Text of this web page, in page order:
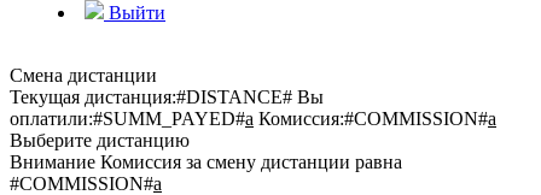
Выйти
Смена дистанции
Текущая дистанция:#DISTANCE# Вы
оплатили:#SUMM_PAYED#a Комиссия:#COMMISSION#a
Выберите дистанцию
Внимание Комиссия за смену дистанции равна
#COMMISSION#a